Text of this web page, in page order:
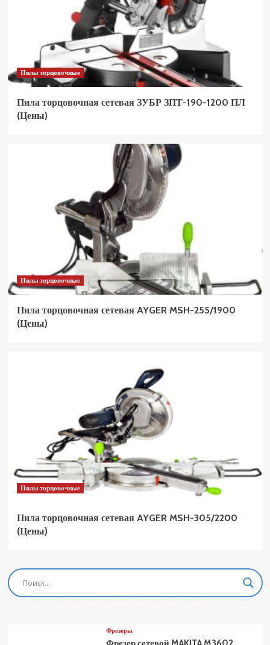
Пилы торцовочные
Пила торцовочная сетевая ЗУБР ЗПТ-190-1200 ПЛ
(Цены)
Пилы торцовочные
Пила торцовочная сетевая AYGER MSH-255/1900
(Цены)
Пилы торцовочные
Пила торцовочная сетевая AYGER MSH-305/2200
(Цены)
Фрезеры
Фрезер сетевой MAKITA M3601 (Цены)
Фрезеры